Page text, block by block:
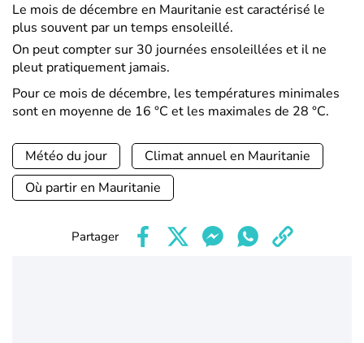
Le mois de décembre en Mauritanie est caractérisé le
plus souvent par un temps ensoleillé.
On peut compter sur 30 journées ensoleillées et il ne
pleut pratiquement jamais.
Pour ce mois de décembre, les températures minimales
sont en moyenne de 16 °C et les maximales de 28 °C.
Météo du jour
Climat annuel en Mauritanie
Où partir en Mauritanie
Partager